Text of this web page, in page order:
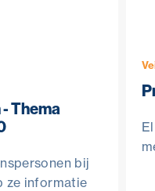
Thema
bij
ze informatie